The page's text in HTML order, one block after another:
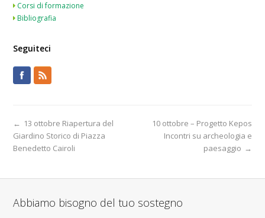
Corsi di formazione
Bibliografia
Seguiteci
10 ottobre – Progetto Kepos
Incontri su archeologia e
paesaggio →
← 13 ottobre Riapertura del
Giardino Storico di Piazza
Benedetto Cairoli
Abbiamo bisogno del tuo sostegno